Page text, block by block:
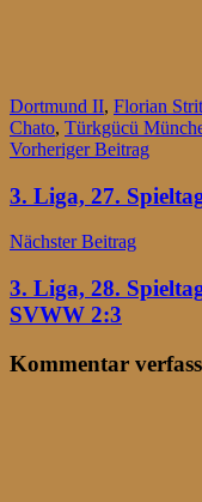
Dortmund II, Florian
Chato, Türkgücü
Vorheriger Beitrag
3. Liga, 27.
Nächster Beitrag
3. Liga, 28.
SVWW 2:3
Kommentar